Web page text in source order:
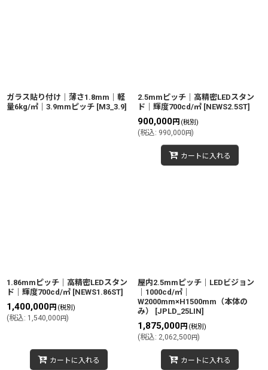
ガラス貼り付け｜薄さ1.8mm｜軽
量6kg/㎡｜3.9mmピッチ [M3_3.9]
2.5mmピッチ｜高精密LEDスタン
ド｜輝度700cd/㎡ [NEWS2.5ST]
900,000円 (税別)
(税込: 990,000円)
カートに入れる
1.86mmピッチ｜高精密LEDスタン
ド｜輝度700cd/㎡ [NEWS1.86ST]
1,400,000円 (税別)
(税込: 1,540,000円)
カートに入れる
屋内2.5mmピッチ｜LEDビジョン
｜1000cd/㎡｜
W2000mm×H1500mm（本体の
み）
[JPLD_25LIN]
1,875,000円 (税別)
(税込: 2,062,500円)
カートに入れる